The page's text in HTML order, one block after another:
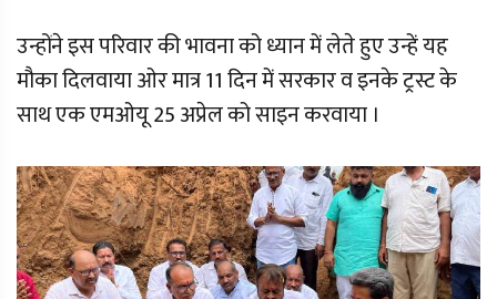
उन्होंने इस परिवार की भावना को ध्यान में लेते हुए उन्हें यह
मौका दिलवाया ओर मात्र 11 दिन में सरकार व इनके ट्रस्ट के
साथ एक एमओयू 25 अप्रेल को साइन करवाया ।